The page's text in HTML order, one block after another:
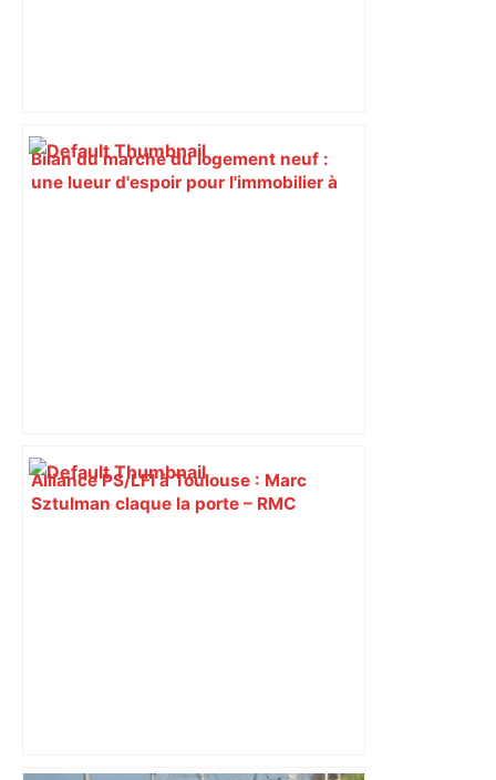
Bilan du marché du logement neuf :
une lueur d'espoir pour l'immobilier à
Alliance PS/LFI à Toulouse : Marc
Sztulman claque la porte – RMC